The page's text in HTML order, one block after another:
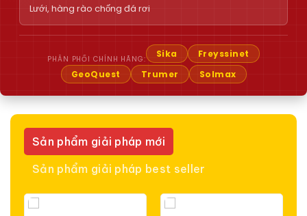
Lưới, hàng rào chống đá rơi
PHÂN PHỐI CHÍNH HÃNG: Sika
Freyssinet
GeoQuest
Trumer Solmax
Sản phẩm giải pháp mới
Sản phẩm giải pháp best seller